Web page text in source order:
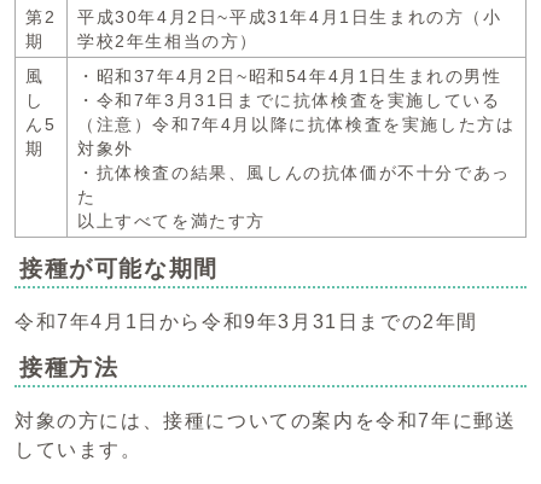
第2
期
平成30年4月2日~平成31年4月1日生まれの方（小
学校2年生相当の方）
風
し
ん5
期
・昭和37年4月2日~昭和54年4月1日生まれの男性
・令和7年3月31日までに抗体検査を実施している
（注意）令和7年4月以降に抗体検査を実施した方は
対象外
・抗体検査の結果、風しんの抗体価が不十分であっ
た
以上すべてを満たす方
接種が可能な期間
令和7年4月1日から令和9年3月31日までの2年間
接種方法
対象の方には、接種についての案内を令和7年に郵送
しています。